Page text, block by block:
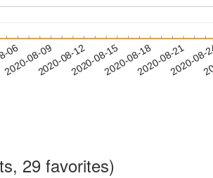
06
2020-08-092020-08-122020-08-152020-08-182020-08-21
2020-
29 favorites)